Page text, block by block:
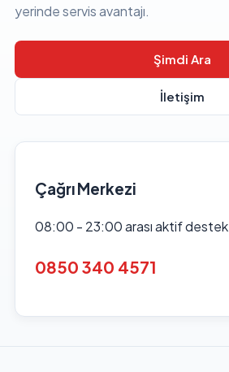
yerinde servis avantajı.
Şimdi Ara
İletişim
Çağrı Merkezi
08:00 - 23:00 arası aktif destek
0850 340 4571